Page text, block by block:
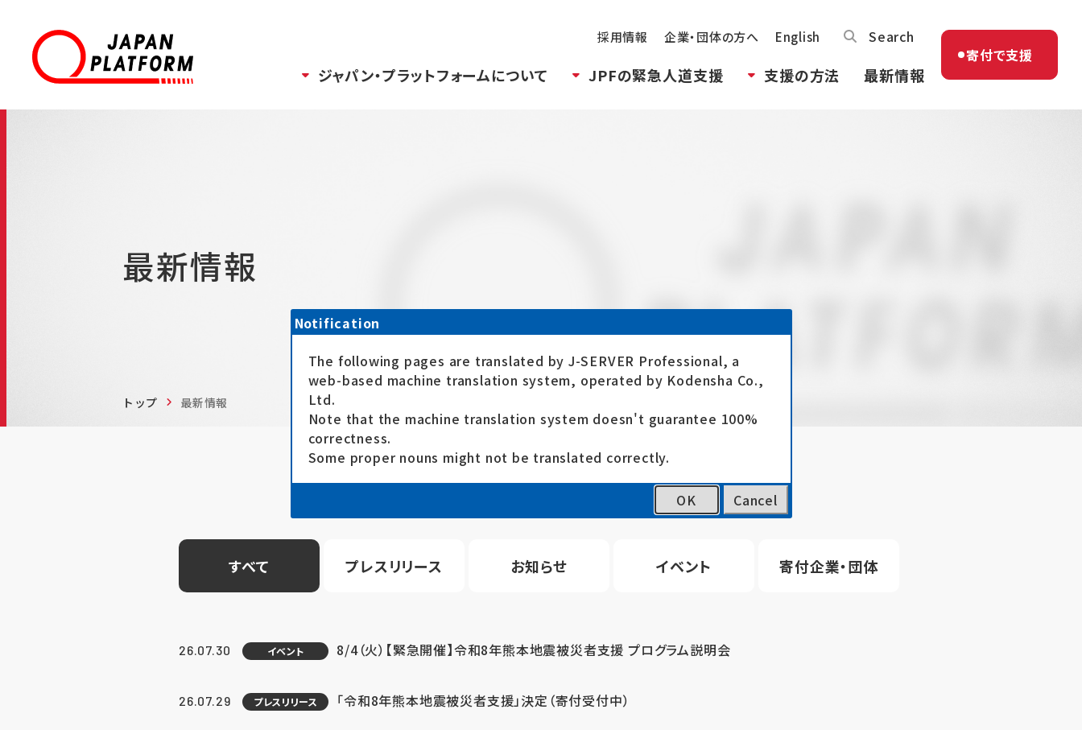
採用情報 企業・団体の方へ English Search
ジャパン・プラットフォームについて JPFの緊急人道支援 支援の方法 最新情報
寄付で支援
最新情報
トップ 最新情報
すべて プレスリリース お知らせ イベント 寄付企業・団体
26.07.30 イベント 8/4（火）【緊急開催】令和8年熊本地震被災者支援 プログラム説明会
26.07.29 プレスリリース 「令和8年熊本地震被災者支援」決定（寄付受付中）
Notification
The following pages are translated by J-SERVER Professional, a
web-based machine translation system, operated by Kodensha Co.,
Ltd.
Note that the machine translation system doesn't guarantee 100%
correctness.
Some proper nouns might not be translated correctly.
OK Cancel